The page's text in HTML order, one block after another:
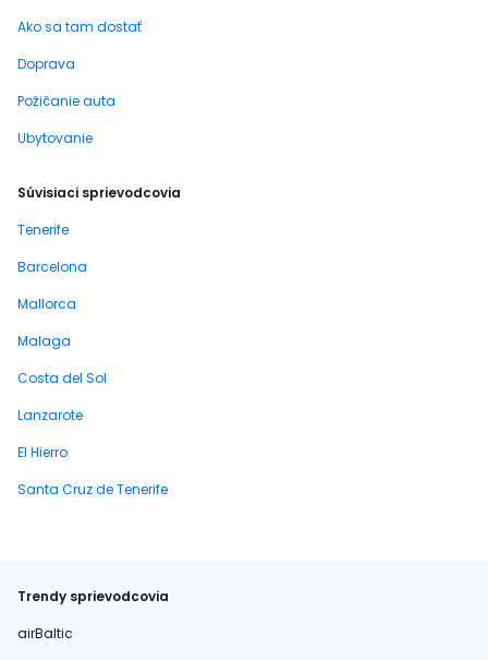
Ako sa tam dostať
Doprava
Požičanie auta
Ubytovanie
Súvisiaci sprievodcovia
Tenerife
Barcelona
Mallorca
Malaga
Costa del Sol
Lanzarote
El Hierro
Santa Cruz de Tenerife
Trendy sprievodcovia
airBaltic